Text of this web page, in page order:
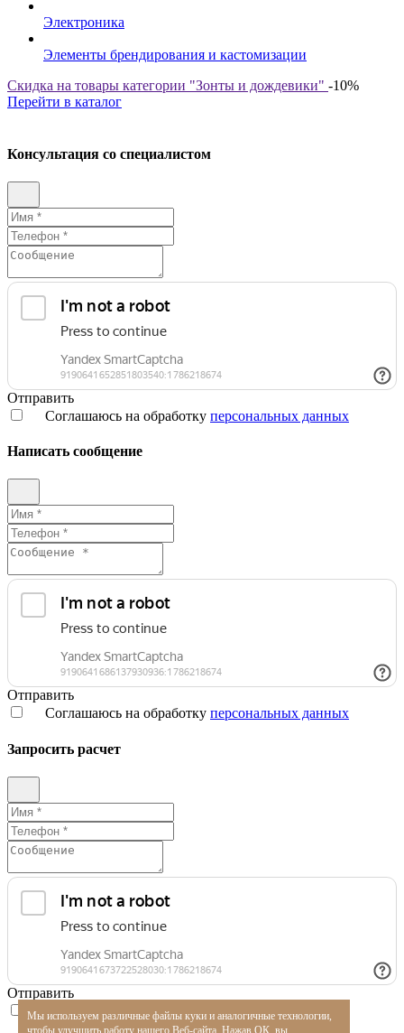
Электроника
Элементы брендирования и кастомизации
Скидка на товары категории "Зонты и дождевики" -10%
Перейти в каталог
Консультация со специалистом
Отправить
Соглашаюсь на обработку персональных данных
Написать сообщение
Отправить
Соглашаюсь на обработку персональных данных
Запросить расчет
Отправить
Соглашаюсь на обработкуперсональных данных
Мы используем различные файлы куки и аналогичные технологии,
чтобы улучшить работу нашего Веб-сайта. Нажав ОК, вы